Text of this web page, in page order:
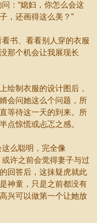
：“媳妇，你怎么会这
，还画得这么美？”
书、看看别人穿的衣服
那个机会让我展现长
制衣服的设计图后，
会问她这么个问题，所
等待这一天的到来。所
点惊慌或忐忑之感。
么聪明，完全像
许之前会觉得妻子与过
回答后，这抹疑虎就此
神童，只是之前都没有
兴可以做第一个让她放